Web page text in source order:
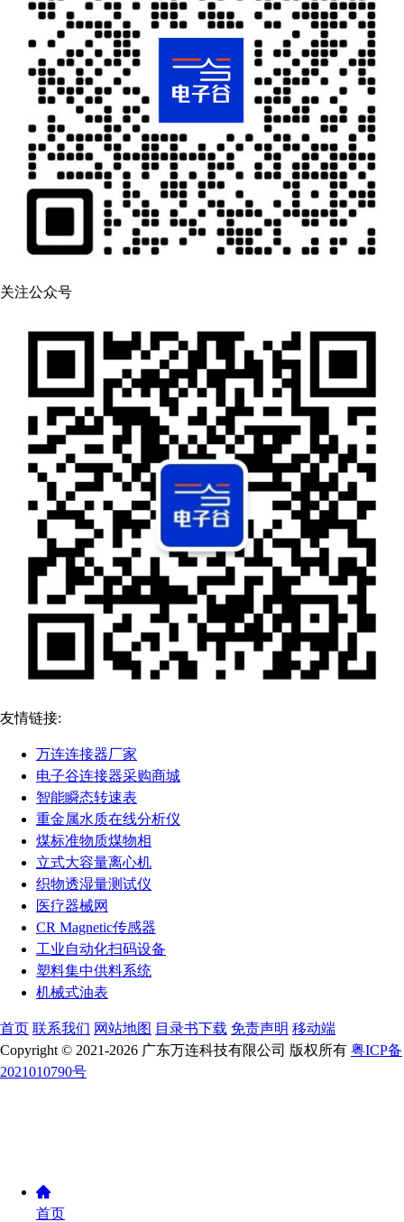
关注公众号
友情链接:
万连连接器厂家
电子谷连接器采购商城
智能瞬态转速表
重金属水质在线分析仪
煤标准物质煤物相
立式大容量离心机
织物透湿量测试仪
医疗器械网
CR Magnetic传感器
工业自动化扫码设备
塑料集中供料系统
机械式油表
首页 联系我们 网站地图 目录书下载 免责声明 移动端
Copyright © 2021-2026 广东万连科技有限公司 版权所有 粤ICP备
2021010790号
首页